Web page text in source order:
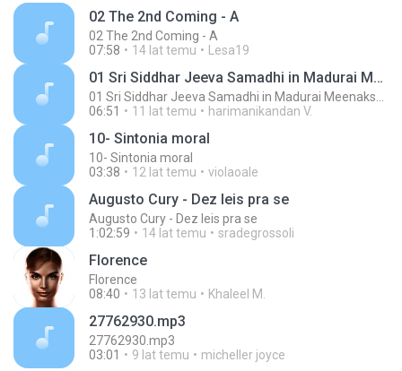
02 The 2nd Coming - A
02 The 2nd Coming - A
07:58
14 lat temu Lesa19
01 Sri Siddhar Jeeva Samadhi in Madurai MeenakshiTemple - ChoChoME Sundaram
06:51
11 lat temu harimanikandan V.
10- Sintonia moral
10- Sintonia moral
03:38
12 lat temu violaoale
Augusto Cury - Dez leis pra se
Augusto Cury - Dez leis pra se
1:02:59
14 lat temu sradegrossoli
Florence
Florence
08:40
13 lat temu Khaleel M.
27762930.mp3
27762930.mp3
03:01
9 lat temu micheller joyce